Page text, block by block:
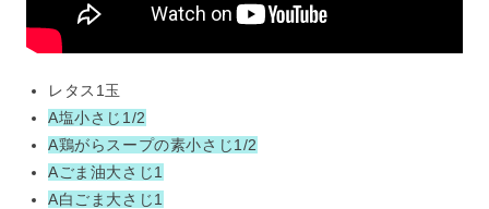
レタス1玉
A塩小さじ1/2
A鶏がらスープの素小さじ1/2
Aごま油大さじ1
A白ごま大さじ1